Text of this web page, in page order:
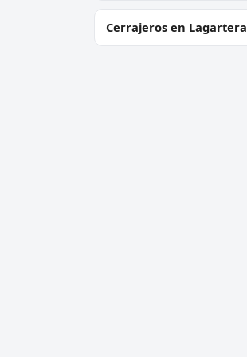
Cerrajeros en Lagartera